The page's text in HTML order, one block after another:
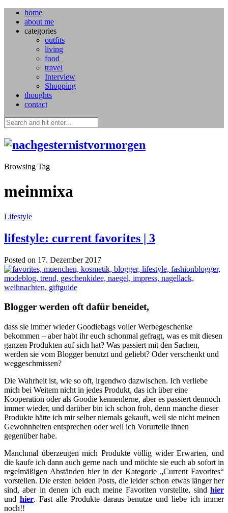
home
about me
categories
outfits
living
food
travel
Interview
Shopping
thoughts
contact
Browsing Tag
meinmixa
Lifestyle
lifestyle: current favorites | 3
Posted on 17. Dezember 2017
Blogger werden oft dafür beneidet,
dass sie immer wieder Goodiebags voller Werbegeschenke
bekommen – aber habt ihr euch schonmal gefragt, was es mit diesen
ganzen Produkten auf sich hat? Was passiert mit den Sachen,
werden sie vom Blogger benutzt und geliebt? Oder verschenkt und
weggeschmissen?
Die Wahrheit ist, wie so oft, irgendwo dazwischen. Ich verliebe
mich bei Weitem nicht in jedes Produkt, das ich über eine
Kooperation oder als Goodie kennenlerne, aber es passiert dennoch
immer wieder, und darüber bin ich schon froh, denn manche dieser
Produkte hätte ich mir selber niemals gekauft, weil sie nicht meinen
Gewohnheiten entsprechen oder weil ich Vorurteile ihnen
gegenüber habe.
Manchmal überzeugen mich Produkte völlig wider Erwarten, und
die kaufe ich dann auch gerne nach und möchte sie euch ab sofort in
regelmäßigen Abständen hier in der Kategorie „Current Favorites“
vorstellen. Die ersten beiden Posts, die leider schon etwas länger her
sind, aber in denen ich euch meine Favoriten vorstellte, sind hier
und hier. Fast alle Produkte daraus benutze und liebe ich immer
noch!!